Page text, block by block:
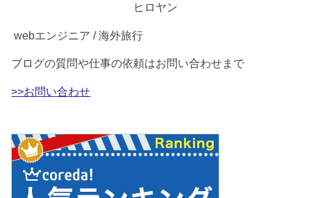
ヒロヤン
webエンジニア / 海外旅行
ブログの質問や仕事の依頼はお問い合わせまで
>>お問い合わせ